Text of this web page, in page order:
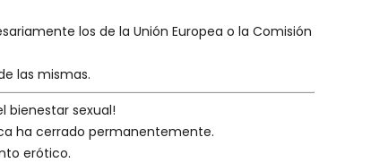
los de la Unión Europea o la Comisión
las mismas.
bienestar sexual!
ha cerrado permanentemente.
erótico.